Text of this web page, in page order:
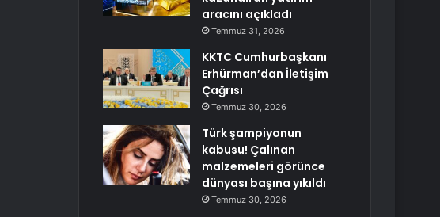
aracını açıkladı
Temmuz 31, 2026
KKTC Cumhurbaşkanı
Erhürman’dan İletişim
Çağrısı
Temmuz 30, 2026
Türk şampiyonun
kabusu! Çalınan
malzemeleri görünce
dünyası başına yıkıldı
Temmuz 30, 2026